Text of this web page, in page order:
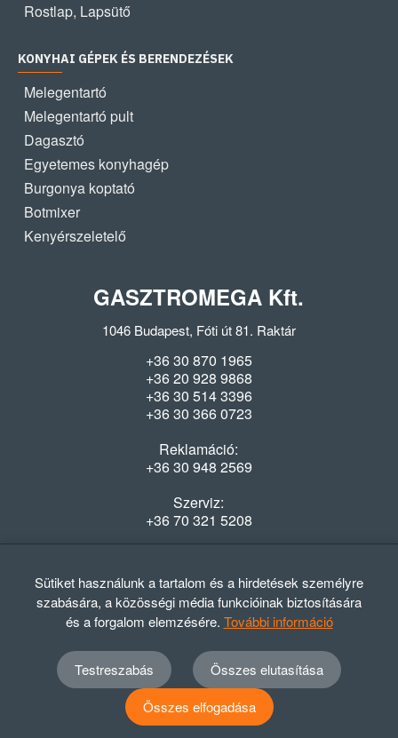
Rostlap, Lapsütő
KONYHAI GÉPEK ÉS BERENDEZÉSEK
Melegentartó
Melegentartó pult
Dagasztó
Egyetemes konyhagép
Burgonya koptató
Botmixer
Kenyérszeletelő
GASZTROMEGA Kft.
1046 Budapest, Fóti út 81. Raktár
+36 30 870 1965
+36 20 928 9868
+36 30 514 3396
+36 30 366 0723
Reklamáció:
+36 30 948 2569
Szerviz:
+36 70 321 5208
Hétfő-Péntek: 08:00-16:30
© 2012 - 2024 GASZTRΩMEGA Kft.
Adatvédelmi szabályzat
ÁSZF
Elállási nyilatkozat
Elállási tájékoztató
Sütiket használunk a tartalom és a hirdetések személyre
szabására, a közösségi média funkcióinak biztosítására
és a forgalom elemzésére. További információ
Testreszabás
Összes elutasítása
Összes elfogadása
TERMÉKEK SZŰRÉSE